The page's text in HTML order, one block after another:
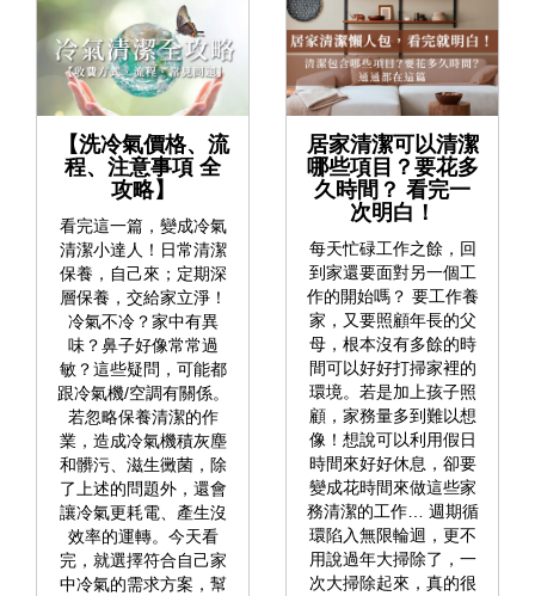
【洗冷氣價格、流
程、注意事項 全
攻略】
看完這一篇，變成冷氣
清潔小達人！日常清潔
保養，自己來；定期深
層保養，交給家立淨！
冷氣不冷？家中有異
味？鼻子好像常常過
敏？這些疑問，可能都
跟冷氣機/空調有關係。
若忽略保養清潔的作
業，造成冷氣機積灰塵
和髒污、滋生黴菌，除
了上述的問題外，還會
讓冷氣更耗電、產生沒
效率的運轉。今天看
完，就選擇符合自己家
中冷氣的需求方案，幫
居家清潔可以清潔
哪些項目？要花多
久時間？ 看完一
次明白！
每天忙碌工作之餘，回
到家還要面對另一個工
作的開始嗎？ 要工作養
家，又要照顧年長的父
母，根本沒有多餘的時
間可以好好打掃家裡的
環境。若是加上孩子照
顧，家務量多到難以想
像！想說可以利用假日
時間來好好休息，卻要
變成花時間來做這些家
務清潔的工作… 週期循
環陷入無限輪迴，更不
用說過年大掃除了，一
次大掃除起來，真的很